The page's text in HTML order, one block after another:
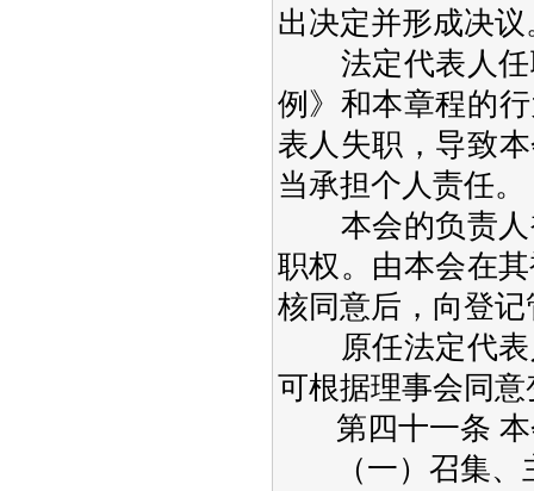
出决定并形成决议
法定代表人任
例》和本章程的
表人失职，导致
当承担个人责任。
本会的负责人
职权。由本会在
核同意后，向登
原任法定代表
可根据理事会同
第四十一条 本
（一）召集、